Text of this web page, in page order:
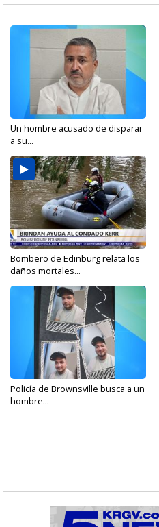
Un hombre acusado de disparar
a su...
Bombero de Edinburg relata los
daños mortales...
Policía de Brownsville busca a un
hombre...